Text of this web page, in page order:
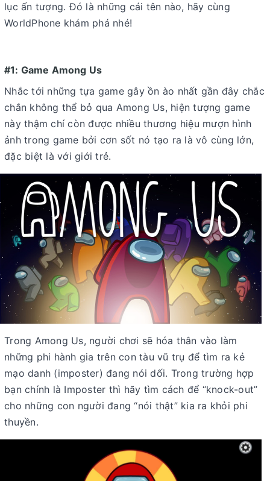
lục ấn tượng. Đó là những cái tên nào, hãy cùng
WorldPhone khám phá nhé!
#1: Game Among Us
Nhắc tới những tựa game gây ồn ào nhất gần đây chắc
chắn không thể bỏ qua Among Us, hiện tượng game
này thậm chí còn được nhiều thương hiệu mượn hình
ảnh trong game bởi cơn sốt nó tạo ra là vô cùng lớn,
đặc biệt là với giới trẻ.
Trong Among Us, người chơi sẽ hóa thân vào làm
những phi hành gia trên con tàu vũ trụ để tìm ra kẻ
mạo danh (imposter) đang nói dối. Trong trường hợp
bạn chính là Imposter thì hãy tìm cách để “knock-out”
cho những con người đang “nói thật” kia ra khỏi phi
thuyền.